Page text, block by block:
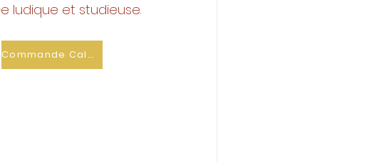
ludique et studieuse.
Commande Calculatrice